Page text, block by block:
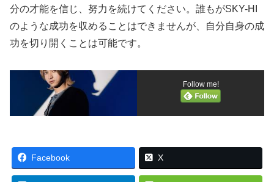
分の才能を信じ、努力を続けてください。誰もがSKY-HI
のような成功を収めることはできませんが、自分自身の成
功を切り開くことは可能です。
Follow me!
Facebook X